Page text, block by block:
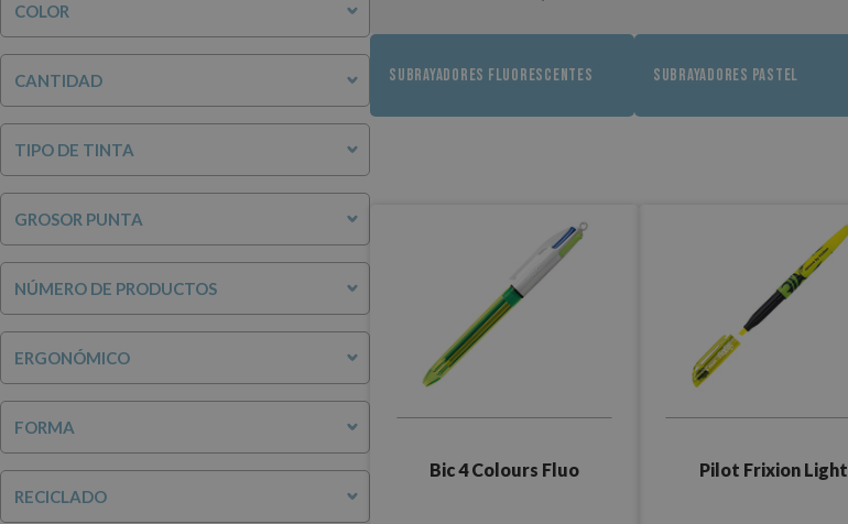
COLOR
CANTIDAD
TIPO DE TINTA
GROSOR PUNTA
NÚMERO DE PRODUCTOS
ERGONÓMICO
FORMA
RECICLADO
SUBRAYADORES FLUORESCENTES SUBRAYADORES PASTEL
Bic 4 Colours Fluo Pilot Frixion Light